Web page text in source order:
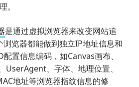
。
是通过虚拟浏览器来改变网站追
浏览器都能做到独立IP地址信息和
置信息编码，如Canvas画布、
UserAgent、字体、地理位置、
地址等浏览器指纹信息的修